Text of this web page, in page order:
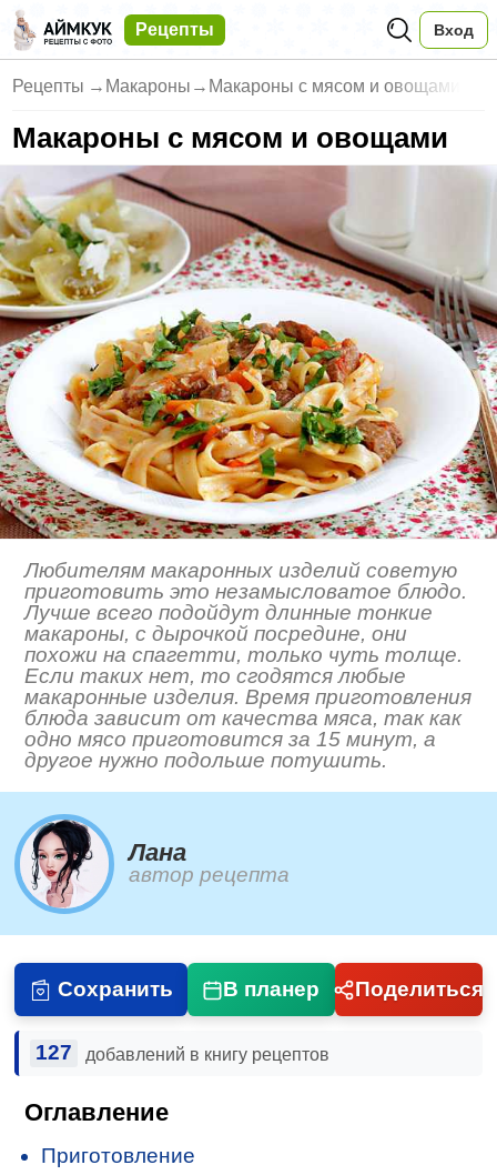
Рецепты Вход
Рецепты → Макароны → Макароны с мясом и овощами
Макароны с мясом и овощами
Любителям макаронных изделий советую
приготовить это незамысловатое блюдо.
Лучше всего подойдут длинные тонкие
макароны, с дырочкой посредине, они
похожи на спагетти, только чуть толще.
Если таких нет, то сгодятся любые
макаронные изделия. Время приготовления
блюда зависит от качества мяса, так как
одно мясо приготовится за 15 минут, а
другое нужно подольше потушить.
Лана
автор рецепта
Сохранить В планер Поделиться
127 добавлений в книгу рецептов
Оглавление
Приготовление